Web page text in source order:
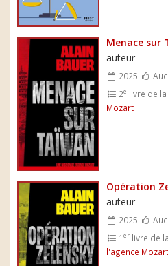
Menace sur
auteur
2025
2e livre de
Mozart
Opération
auteur
2025
1er livre de
l'agence Mozart